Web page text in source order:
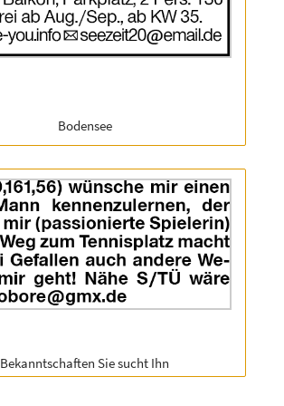
|
Info:
Rubrik:
Bodensee
Anzeige
ID:
2061905
|
Info:
Rubrik:
Bekanntschaften Sie sucht Ihn